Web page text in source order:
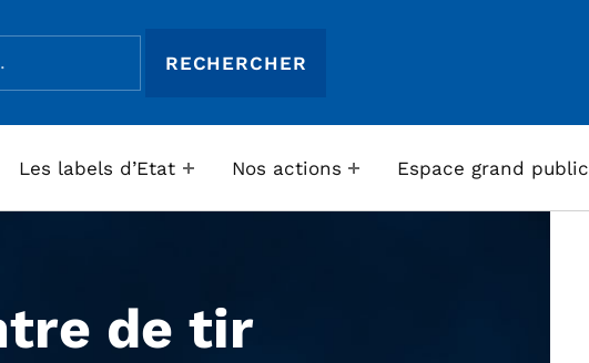
Les labels d’Etat Nos actions Espace grand public
de tir